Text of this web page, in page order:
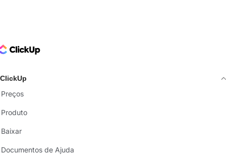
Logo
ClickUp
Preços
Produto
Baixar
Documentos de Ajuda